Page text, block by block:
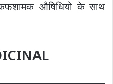
औषिधियो के साथ